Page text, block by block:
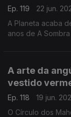
nosso país num
Ep. 119
22 jun.
A Planeta acaba
anos de A
das Ciências, em
A arte da
vestido
Ep. 118
19 jun.
O Círculo dos